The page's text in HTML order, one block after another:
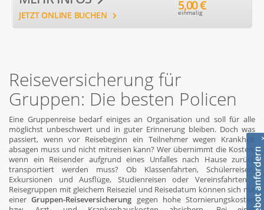
JETZT ONLINE BUCHEN
5,00 €
einmalig
Reiseversicherung für
Gruppen: Die besten Policen
Eine Gruppenreise bedarf einiges an Organisation und soll für alle
möglichst unbeschwert und in guter Erinnerung bleiben. Doch was
passiert, wenn vor Reisebeginn ein Teilnehmer wegen Krankheit
absagen muss und nicht mitreisen kann? Wer übernimmt die Kosten,
wenn ein Reisender aufgrund eines Unfalles nach Hause zurück
transportiert werden muss? Ob Klassenfahrten, Schülerreisen,
Exkursionen und Ausflüge, Studienreisen oder Vereinsfahrten -
Reisegruppen mit gleichem Reiseziel und Reisedatum können sich mit
einerGruppen-Reiseversicherung gegen hohe Stornierungskosten